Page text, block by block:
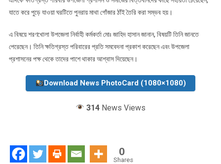
যাতে করে পুড়ে যাওয়া ঘরটিতে পুনরায় মাথা গোঁজার ঠাঁই তৈরি করা সম্ভব হয়।
এ বিষয়ে শরণখোলা উপজেলা নির্বাহী কর্মকর্তা মোঃ জাহিদ হাসান জানান, বিষয়টি তিনি জানতে
পেরেছেন। তিনি ক্ষতিগ্রস্ত পরিবারের প্রতি সমবেদনা প্রকাশ করেছেন এবং উপজেলা
প্রশাসনের পক্ষ থেকে তাদের পাশে থাকার আশ্বাস দিয়েছেন।
Download News PhotoCard (1080×1080)
314 News Views
0
Shares